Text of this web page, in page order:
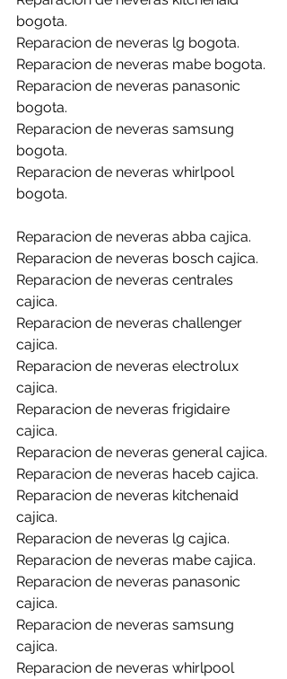
bogota.
Reparacion de neveras lg bogota.
Reparacion de neveras mabe bogota.
Reparacion de neveras panasonic
bogota.
Reparacion de neveras samsung
bogota.
Reparacion de neveras whirlpool
bogota.
Reparacion de neveras abba cajica.
Reparacion de neveras bosch cajica.
Reparacion de neveras centrales
cajica.
Reparacion de neveras challenger
cajica.
Reparacion de neveras electrolux
cajica.
Reparacion de neveras frigidaire
cajica.
Reparacion de neveras general cajica.
Reparacion de neveras haceb cajica.
Reparacion de neveras kitchenaid
cajica.
Reparacion de neveras lg cajica.
Reparacion de neveras mabe cajica.
Reparacion de neveras panasonic
cajica.
Reparacion de neveras samsung
cajica.
Reparacion de neveras whirlpool